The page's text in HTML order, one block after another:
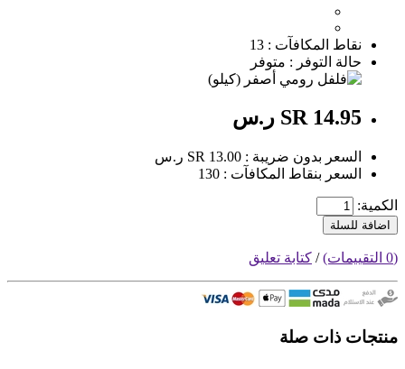
نقاط المكافآت : 13
حالة التوفر : متوفر
SR 14.95 ر.س
السعر بدون ضريبة : SR 13.00 ر.س
السعر بنقاط المكافآت : 130
الكمية:
اضافة للسلة
(0 التقييمات) / كتابة تعليق
منتجات ذات صلة